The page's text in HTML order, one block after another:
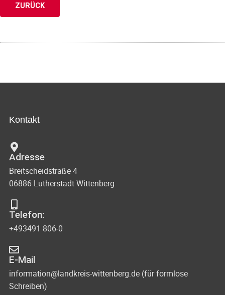
ZURÜCK
Kontakt
Adresse
Breitscheidstraße 4
06886 Lutherstadt Wittenberg
Telefon:
+493491 806-0
E-Mail
information@landkreis-wittenberg.de (für formlose
Schreiben)